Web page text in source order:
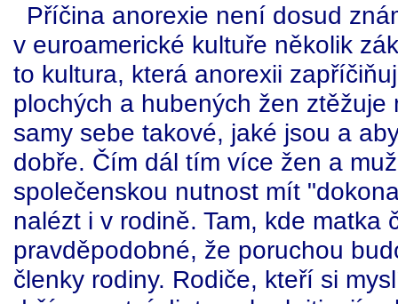
Příčina anorexie není dosud
v euroamerické kultuře několik
to kultura, která anorexii
plochých a hubených žen ztěžuje
samy sebe takové, jaké jsou a
dobře. Čím dál tím více žen a
společenskou nutnost mít
nalézt i v rodině. Tam, kde matka
pravděpodobné, že poruchou
členky rodiny. Rodiče, kteří si